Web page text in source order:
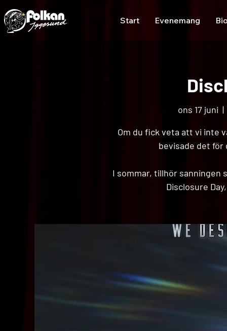
Start Evenemang
ons 17 juni
Om du fick veta att vi inte
bevisade det för
I sommar, tillhör sanningen
Disclosure